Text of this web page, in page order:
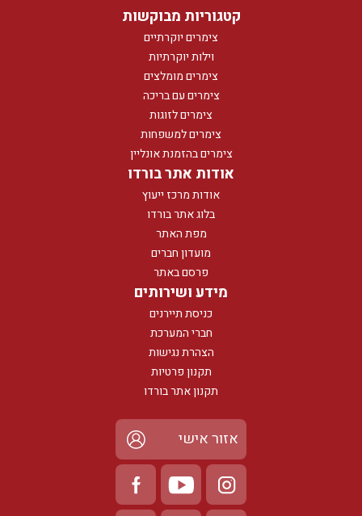
קטגוריות מבוקשות
צימרים יוקרתיים
וילות יוקרתיות
צימרים מומלצים
צימרים עם בריכה
צימרים לזוגות
צימרים למשפחות
צימרים בהזמנת אונליין
אודות אתר בורדו
אודות מרכז ייעוץ
בלוג אתר בורדו
מפת האתר
מועדון חברים
פרסם באתר
מידע ושירותים
כניסת תיירנים
חברי המערכת
הצהרת נגישות
תקנון פרטיות
תקנון אתר בורדו
אזור אישי